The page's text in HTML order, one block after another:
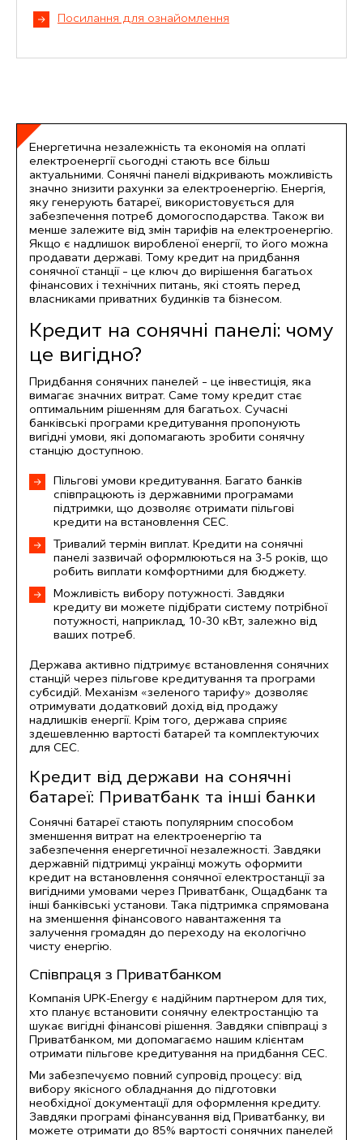
Посилання для ознайомлення
Енергетична незалежність та економія на оплаті
електроенергії сьогодні стають все більш
актуальними. Сонячні панелі відкривають можливість
значно знизити рахунки за електроенергію. Енергія,
яку генерують батареї, використовується для
забезпечення потреб домогосподарства. Також ви
менше залежите від змін тарифів на електроенергію.
Якщо є надлишок виробленої енергії, то його можна
продавати державі. Тому кредит на придбання
сонячної станції – це ключ до вирішення багатьох
фінансових і технічних питань, які стоять перед
власниками приватних будинків та бізнесом.
Кредит на сонячні панелі: чому
це вигідно?
Придбання сонячних панелей – це інвестиція, яка
вимагає значних витрат. Саме тому кредит стає
оптимальним рішенням для багатьох. Сучасні
банківські програми кредитування пропонують
вигідні умови, які допомагають зробити сонячну
станцію доступною.
Пільгові умови кредитування. Багато банків
співпрацюють із державними програмами
підтримки, що дозволяє отримати пільгові
кредити на встановлення СЕС.
Тривалий термін виплат. Кредити на сонячні
панелі зазвичай оформлюються на 3-5 років, що
робить виплати комфортними для бюджету.
Можливість вибору потужності. Завдяки
кредиту ви можете підібрати систему потрібної
потужності, наприклад, 10-30 кВт, залежно від
ваших потреб.
Держава активно підтримує встановлення сонячних
станцій через пільгове кредитування та програми
субсидій. Механізм «зеленого тарифу» дозволяє
отримувати додатковий дохід від продажу
надлишків енергії. Крім того, держава сприяє
здешевленню вартості батарей та комплектуючих
для СЕС.
Кредит від держави на сонячні
батареї: Приватбанк та інші банки
Сонячні батареї стають популярним способом
зменшення витрат на електроенергію та
забезпечення енергетичної незалежності. Завдяки
державній підтримці українці можуть оформити
кредит на встановлення сонячної електростанції за
вигідними умовами через Приватбанк, Ощадбанк та
інші банківські установи. Така підтримка спрямована
на зменшення фінансового навантаження та
залучення громадян до переходу на екологічно
чисту енергію.
Співпраця з Приватбанком
Компанія UPK-Energy є надійним партнером для тих,
хто планує встановити сонячну електростанцію та
шукає вигідні фінансові рішення. Завдяки співпраці з
Приватбанком , ми допомагаємо нашим клієнтам
отримати пільгове кредитування на придбання СЕС.
Ми забезпечуємо повний супровід процесу: від
вибору якісного обладнання до підготовки
необхідної документації для оформлення кредиту.
Завдяки програмі фінансування від Приватбанку, ви
можете отримати до 85% вартості сонячних панелей